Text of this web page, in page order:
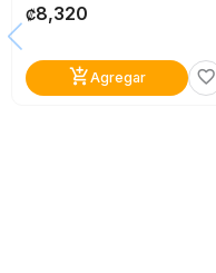
₡8,320
add_shopping_cartAgregar favorite_border